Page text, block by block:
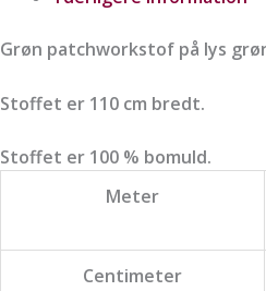
Grøn patchworkstof på lys
Stoffet er 110 cm bredt.
Stoffet er 100 % bomuld.
Meter
Centimeter